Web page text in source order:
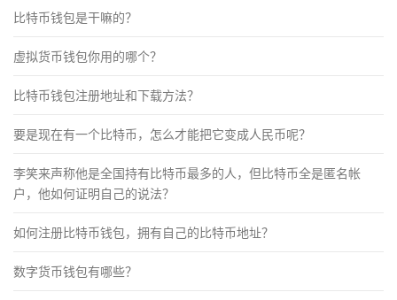
比特币钱包是干嘛的？
虚拟货币钱包你用的哪个？
比特币钱包注册地址和下载方法？
要是现在有一个比特币，怎么才能把它变成人民币呢？
李笑来声称他是全国持有比特币最多的人，但比特币全是匿名帐
户，他如何证明自己的说法？
如何注册比特币钱包，拥有自己的比特币地址？
数字货币钱包有哪些？